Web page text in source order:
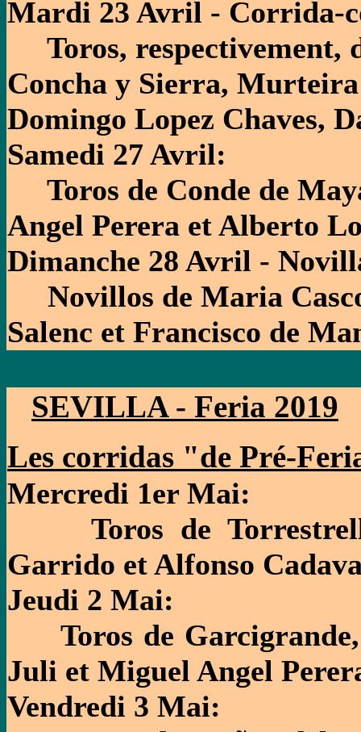
Mardi 23 Avril - Corrida-
Toros, respectivement,
Concha y Sierra,
Domingo Lopez Chaves,
Samedi 27 Avril:
Toros de Conde de
Angel Perera et Alberto
Dimanche 28 Avril -
Novillos de Maria
Salenc et Francisco de
SEVILLA - Feria 2019
Les corridas "de Pré-
Mercredi 1er Mai:
Toros de
Garrido et Alfonso
Jeudi 2 Mai:
Toros de Garcigrande,
Juli et Miguel Angel
Vendredi 3 Mai: